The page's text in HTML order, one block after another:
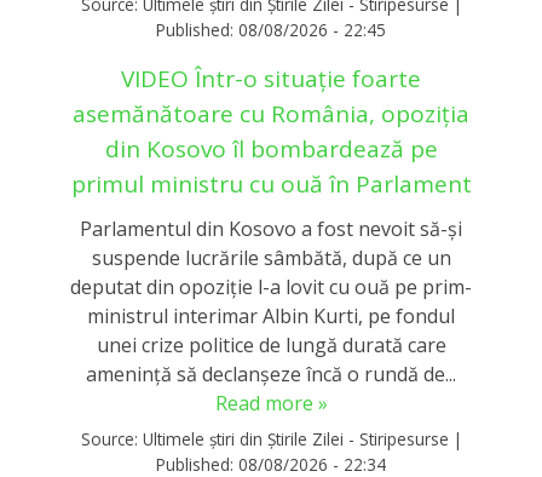
Published: 08/08/2026 - 22:45
VIDEO Într-o situație foarte
asemănătoare cu România, opoziția
din Kosovo îl bombardează pe
primul ministru cu ouă în Parlament
Parlamentul din Kosovo a fost nevoit să-și
suspende lucrările sâmbătă, după ce un
deputat din opoziție l-a lovit cu ouă pe prim-
ministrul interimar Albin Kurti, pe fondul
unei crize politice de lungă durată care
amenință să declanșeze încă o rundă de...
Read more »
Source: Ultimele știri din Știrile Zilei - Stiripesurse |
Published: 08/08/2026 - 22:34